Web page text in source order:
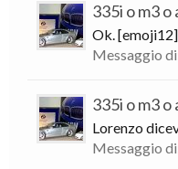
335i o m3 o
Ok.
Messaggio
335i o m3 o
Lorenzo
Messaggio